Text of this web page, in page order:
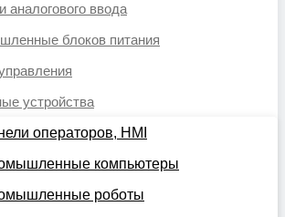
аналогового ввода
блоков питания
устройства
операторов, HMI
компьютеры
роботы